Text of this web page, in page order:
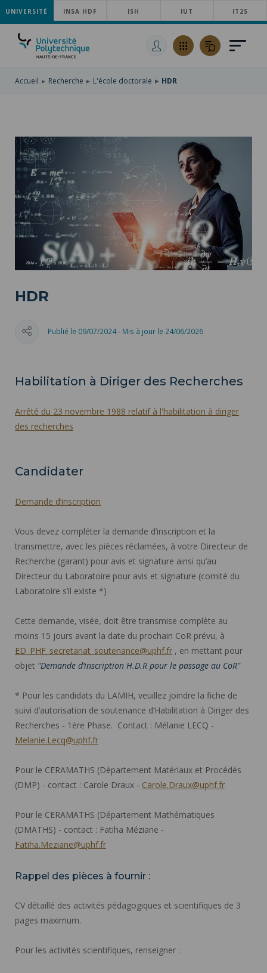
ACCÉDER
AU
MENU
PRINCIPAL
ALLER
AU
CONTENU
ACCÉDER
RECHERCHE
UNIVERSITÉ INSA HDF ISH IUT IT2S
Accueil Recherche L'école doctorale HDR
HDR
Publié le 09/07/2024 - Mis à jour le 24/06/2026
Habilitation à Diriger des Recherches
Arrêté du 23 novembre 1988 relatif à l'habilitation à diriger
des recherches
Candidater
Demande d’inscription
Vous devez compléter la demande d’inscription et la
transmettre, avec les pièces réclamées, à votre Directeur de
Recherche (garant) pour avis et signature ainsi qu’au
Directeur du Laboratoire pour avis et signature (comité du
Laboratoire s’il existe *)
Cette demande, visée, doit être transmise complète au
moins 15 jours avant la date du prochain CoR prévu, à
ED_PHF_secretariat_soutenance@uphf.fr , en mettant pour
objet "Demande d’inscription H.D.R pour le passage au CoR"
* Pour les candidats du LAMIH, veuillez joindre la fiche de
suivi d’autorisation de soutenance d’Habilitation à Diriger des
Recherches - 1ère Phase. Contact : Mélanie LECQ -
Melanie.Lecq@uphf.fr
Pour le CERAMATHS (Département Matériaux et Procédés
(DMP) - contact : Carole Draux - Carole.Draux@uphf.fr
Pour le CERAMATHS (Département Mathématiques
(DMATHS) - contact : Fatiha Méziane -
Fatiha.Meziane@uphf.fr
Rappel des pièces à fournir :
CV détaillé des activités pédagogiques et scientifiques de 3
pages maximum.
Pour les activités scientifiques, renseigner :